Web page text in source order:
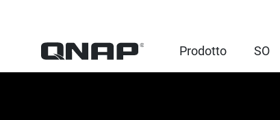
Prodotto SO